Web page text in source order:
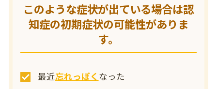
このような症状が出ている場合は認
知症の初期症状の可能性がありま
す。
最近忘れっぽく なった